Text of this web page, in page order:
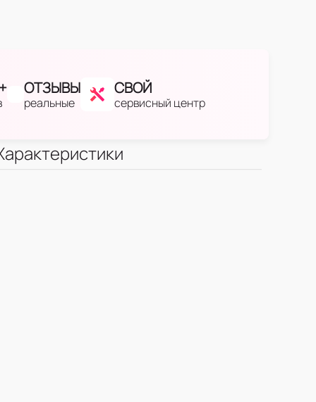
ОТЗЫВЫ
реальные
СВОЙ
сервисный центр